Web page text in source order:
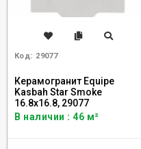
Код: 29077
Керамогранит Equipe
Kasbah Star Smoke
16.8x16.8, 29077
В наличии : 46 м²